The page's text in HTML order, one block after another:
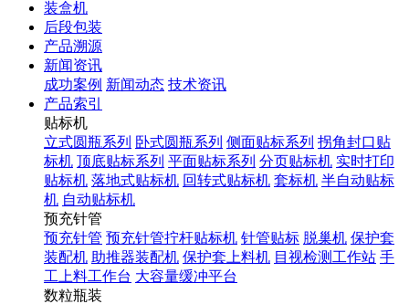
装盒机
后段包装
产品溯源
新闻资讯
成功案例 新闻动态 技术资讯
产品索引
贴标机
立式圆瓶系列 卧式圆瓶系列 侧面贴标系列 拐角封口贴
标机 顶底贴标系列 平面贴标系列 分页贴标机 实时打印
贴标机 落地式贴标机 回转式贴标机 套标机 半自动贴标
机 自动贴标机
预充针管
预充针管 预充针管拧杆贴标机 针管贴标 脱巢机 保护套
装配机 助推器装配机 保护套上料机 目视检测工作站 手
工上料工作台 大容量缓冲平台
数粒瓶装